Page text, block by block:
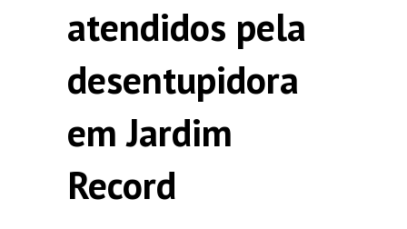
atendidos pela
desentupidora
em Jardim
Record